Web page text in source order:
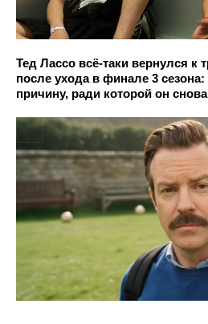
Тед Лассо всё-таки вернулся к
после ухода в финале 3
причину, ради которой он